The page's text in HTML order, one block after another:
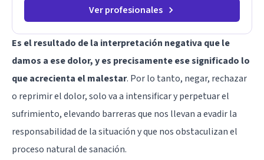
Ver profesionales
Es el resultado de la interpretación negativa que le
damos a ese dolor, y es precisamente ese significado lo
que acrecienta el malestar. Por lo tanto, negar, rechazar
o reprimir el dolor, solo va a intensificar y perpetuar el
sufrimiento, elevando barreras que nos llevan a evadir la
responsabilidad de la situación y que nos obstaculizan el
proceso natural de sanación.